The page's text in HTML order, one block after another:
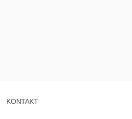
KONTAKT